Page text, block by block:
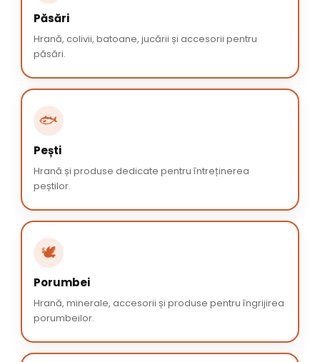
Păsări
Hrană, colivii, batoane, jucării și accesorii pentru
păsări.
🐟
Pești
Hrană și produse dedicate pentru întreținerea
peștilor.
🕊️
Porumbei
Hrană, minerale, accesorii și produse pentru îngrijirea
porumbeilor.